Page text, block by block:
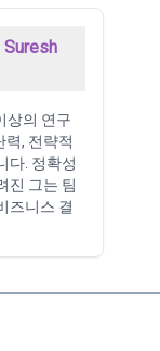
Suresh
상의 연구
력, 전략적
다. 정확성
진 그는 팀
즈니스 결